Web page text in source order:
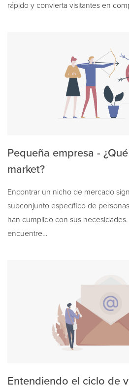
rápido y convierta visitantes en
Pequeña empresa -
market?
Encontrar un nicho de mercado
subconjunto específico de
han cumplido con sus
encuentre…
Entendiendo el ciclo de